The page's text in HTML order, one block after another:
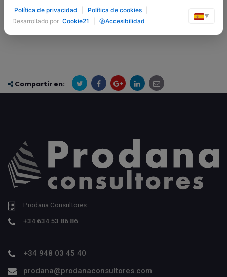
seguridad de los documentos en una organización.
Compartir en:
Prodana Consultores
+34 634 53 86 86
+34 948 03 45 40
prodana@prodanaconsultores.com
Política de privacidad Política de cookies
Desarrollado por Cookie21 Accesibilidad
▼